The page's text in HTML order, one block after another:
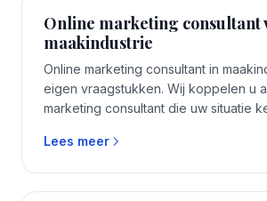
Online marketing consultant
maakindustrie
Online marketing consultant in
eigen vraagstukken. Wij koppelen u
marketing consultant die uw situatie
Lees meer